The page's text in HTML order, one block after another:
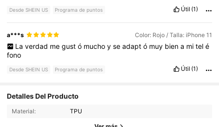
Desde SHEIN US Programa de puntos Útil (1)
a***s Color: Rojo / Talla: iPhone 11
La verdad me gust ó mucho y se adapt ó muy bien a mi tel é
fono
Desde SHEIN US Programa de puntos Útil (1)
Detalles Del Producto
Material: TPU
4.86 2.1K Seguidores
2.1K Seguidores